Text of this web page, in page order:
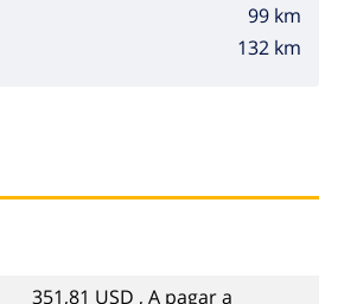
99 km
132 km
351,81 USD , A pagar a